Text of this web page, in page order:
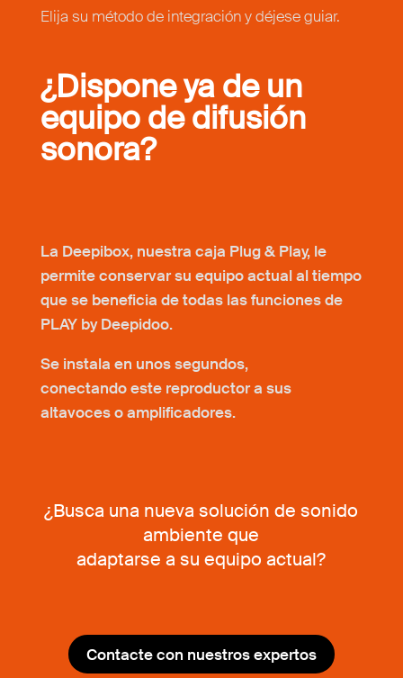
Elija su método de integración y déjese guiar.
¿Dispone ya de un
equipo de difusión
sonora?
La Deepibox, nuestra caja Plug & Play, le
permite conservar su equipo actual al tiempo
que se beneficia de todas las funciones de
PLAY by Deepidoo.
Se instala en unos segundos,
conectando este reproductor a sus
altavoces o amplificadores.
¿Busca una nueva solución de sonido
ambiente que
adaptarse a su equipo actual?
Contacte con nuestros expertos